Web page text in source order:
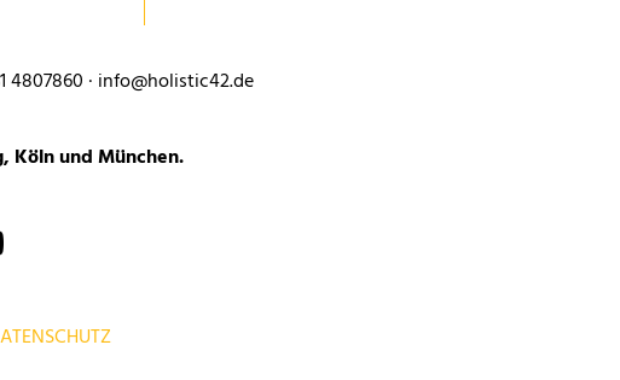
4807860 · info@holistic42.de
Köln und München.